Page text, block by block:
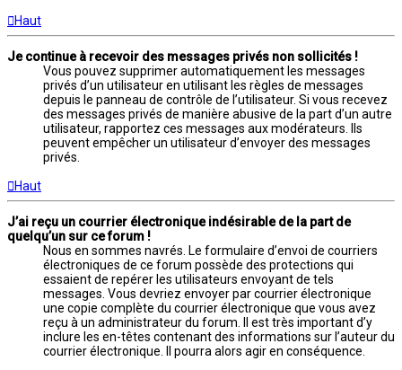
Haut
Je continue à recevoir des messages privés non sollicités !
Vous pouvez supprimer automatiquement les messages
privés d’un utilisateur en utilisant les règles de messages
depuis le panneau de contrôle de l’utilisateur. Si vous recevez
des messages privés de manière abusive de la part d’un autre
utilisateur, rapportez ces messages aux modérateurs. Ils
peuvent empêcher un utilisateur d’envoyer des messages
privés.
Haut
J’ai reçu un courrier électronique indésirable de la part de
quelqu’un sur ce forum !
Nous en sommes navrés. Le formulaire d’envoi de courriers
électroniques de ce forum possède des protections qui
essaient de repérer les utilisateurs envoyant de tels
messages. Vous devriez envoyer par courrier électronique
une copie complète du courrier électronique que vous avez
reçu à un administrateur du forum. Il est très important d’y
inclure les en-têtes contenant des informations sur l’auteur du
courrier électronique. Il pourra alors agir en conséquence.